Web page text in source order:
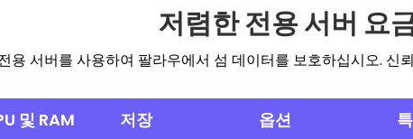
저렴한 전용 서버 요
서버를 사용하여 팔라우에서 섬 데이터를 보호하십시오. 신
및 RAM 저장 옵션